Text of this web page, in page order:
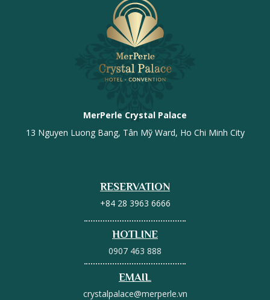
MerPerle Crystal Palace
13 Nguyen Luong Bang, Tân Mỹ Ward, Ho Chi Minh City
RESERVATION
+84 28 3963 6666
HOTLINE
0907 463 888
EMAIL
crystalpalace@merperle.vn